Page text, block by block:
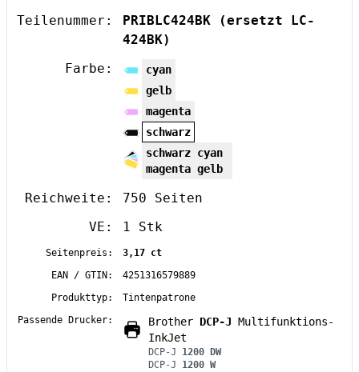
Teilenummer:
PRIBLC424BK
(ersetzt LC-
424BK)
Farbe:
cyan
gelb
magenta
schwarz
schwarz cyan
magenta gelb
Reichweite:
750 Seiten
VE:
1 Stk
Seitenpreis:
3,17 ct
EAN / GTIN:
4251316579889
Produkttyp:
Tintenpatrone
Passende Drucker:
Brother DCP-J Multifunktions-
InkJet
DCP-J 1200 DW
DCP-J 1200 W